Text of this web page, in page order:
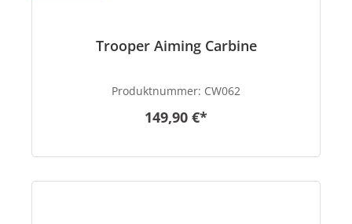
Trooper Aiming Carbine
Produktnummer: CW062
149,90 €*